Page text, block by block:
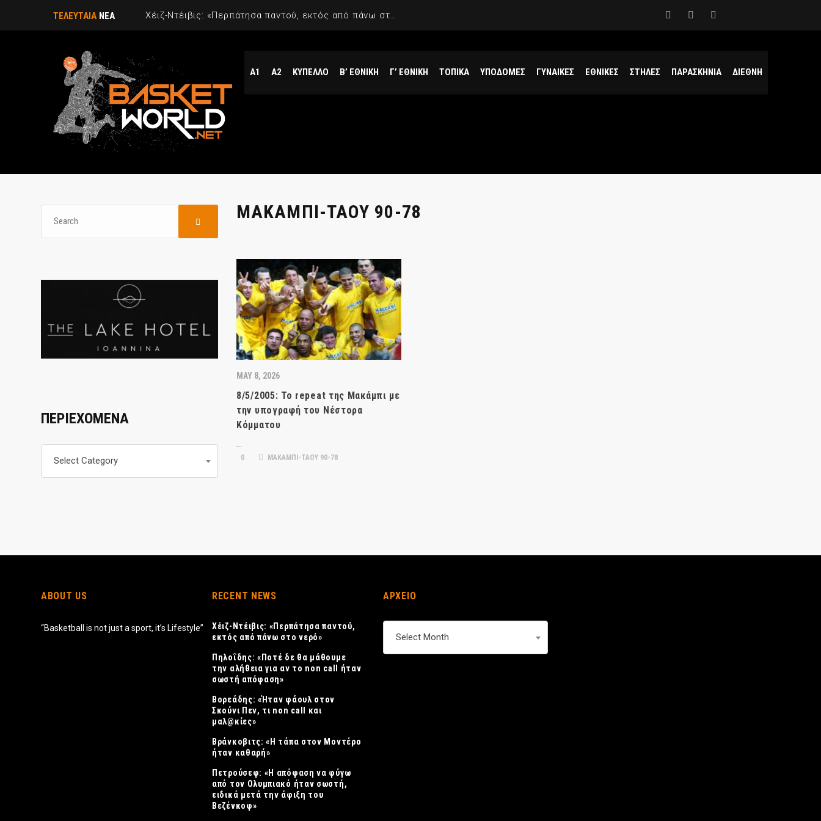
ΤΕΛΕΥΤΑΙΑ ΝΕΑ Χέιζ-Ντέιβις: «Περπάτησα παντού, εκτός από πάνω στο νερό»
Α1 Α2 ΚΥΠΕΛΛΟ Β’ ΕΘΝΙΚΗ Γ’ ΕΘΝΙΚΗ ΤΟΠΙΚΑ ΥΠΟΔΟΜΕΣ ΓΥΝΑΙΚΕΣ ΕΘΝΙΚΕΣ ΣΤΗΛΕΣ ΠΑΡΑΣΚΗΝΙΑ ΔΙΕΘΝΗ
ΜΑΚΑΜΠΙ-ΤΑΟΥ 90-78
MAY 8, 2026
8/5/2005: Το repeat της Μακάμπι με
την υπογραφή του Νέστορα
Κόμματου
…
0 ΜΑΚΑΜΠΙ-ΤΑΟΥ 90-78
ΠΕΡΙΕΧΟΜΕΝΑ
Select Category
ABOUT US
“Basketball is not just a sport, it’s Lifestyle”
RECENT NEWS
Χέιζ-Ντέιβις: «Περπάτησα παντού,
εκτός από πάνω στο νερό»
Πηλοΐδης: «Ποτέ δε θα μάθουμε
την αλήθεια για αν το non call ήταν
σωστή απόφαση»
Βορεάδης: «Ήταν φάουλ στον
Σκούνι Πεν, τι non call και
μαλ@κίες»
Βράνκοβιτς: «Η τάπα στον Μοντέρο
ήταν καθαρή»
Πετρούσεφ: «Η απόφαση να φύγω
από τον Ολυμπιακό ήταν σωστή,
ειδικά μετά την άφιξη του
Βεζένκοφ»
ΑΡΧΕΙΟ
Select Month